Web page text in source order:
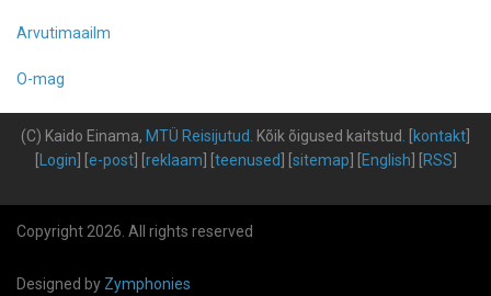
Arvutimaailm
O-mag
(C) Kaido Einama, MTÜ Reisijutud Kõik õigused kaitstud kontakt
Login e-post] [ reklaam teenused sitemap English RSS
Copyright 2026. All rights reserved
Designed by Zymphonies